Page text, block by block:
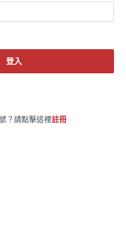
登入
？請點擊這裡註冊